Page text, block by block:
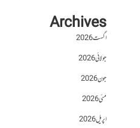
Archives
اگست 2026
جولائی 2026
جون 2026
مئی 2026
اپریل 2026